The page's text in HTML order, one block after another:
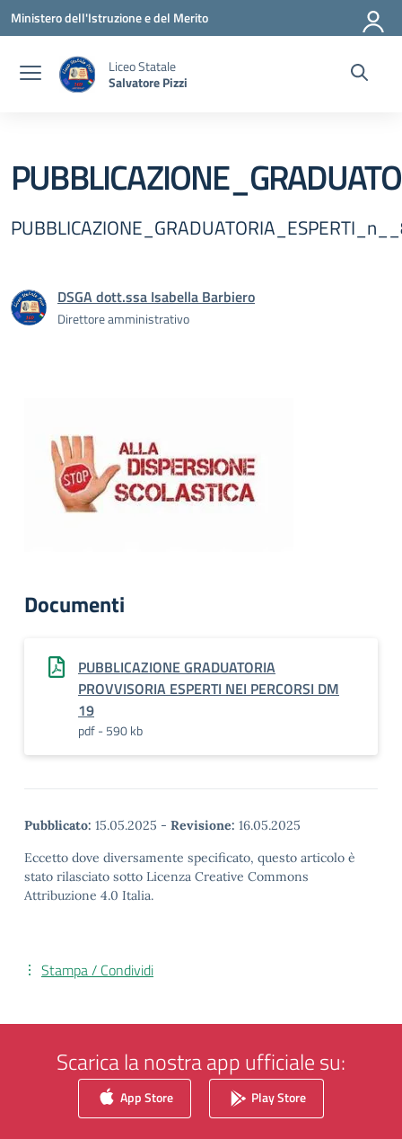
Vai ai contenuti
Vai al menu di navigazione
Vai al footer
Ministero dell'Istruzione e del Merito
Liceo Statale
Salvatore Pizzi
DSGA dott.ssa Isabella Barbiero
Direttore amministrativo
Documenti
PUBBLICAZIONE GRADUATORIA
PROVVISORIA ESPERTI NEI PERCORSI DM
19
pdf - 590 kb
Pubblicato: 15.05.2025 - Revisione: 16.05.2025
Eccetto dove diversamente specificato, questo articolo è
stato rilasciato sotto Licenza Creative Commons
Attribuzione 4.0 Italia.
Stampa / Condividi
Scarica la nostra app ufficiale su:
App Store Play Store